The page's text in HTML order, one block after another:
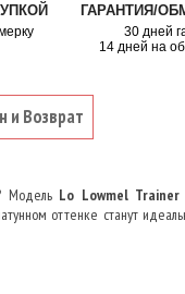
ГАРАНТИЯ/
30 дней
14 дней на
и Возврат
Модель Lo Lowmel
оттенке станут